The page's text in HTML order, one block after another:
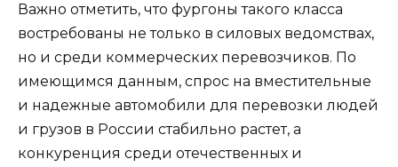
Важно отметить, что фургоны такого класса
востребованы не только в силовых ведомствах,
но и среди коммерческих перевозчиков. По
имеющимся данным, спрос на вместительные
и надежные автомобили для перевозки людей
и грузов в России стабильно растет, а
конкуренция среди отечественных и